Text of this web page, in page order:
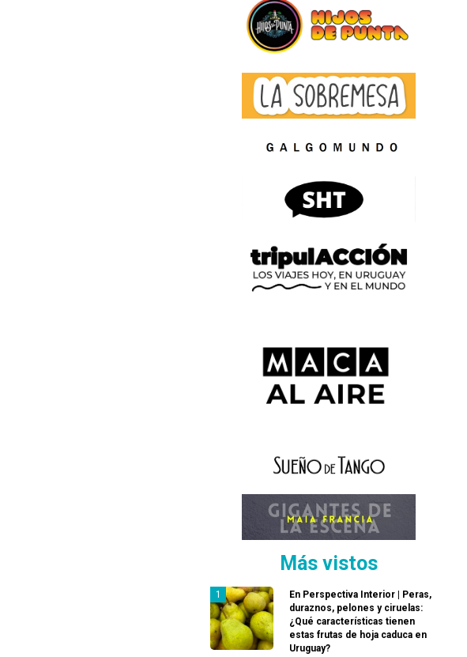
Más vistos
En Perspectiva Interior | Peras,
duraznos, pelones y ciruelas:
¿Qué características tienen
estas frutas de hoja caduca en
Uruguay?